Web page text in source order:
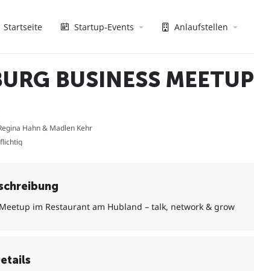
Startseite Startup-Events Anlaufstellen
BUSINESS MEETUP
Hahn & Madlen Kehr
im Restaurant am Hubland – talk, network & grow